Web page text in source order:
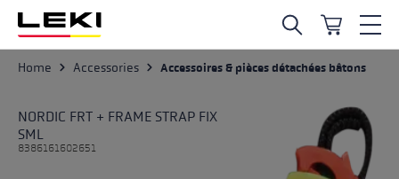
Skip to main content
Home Accessories Accessoires & pièces détachées bâtons
NORDIC FRT + FRAME STRAP FIX
SML
8386161602651